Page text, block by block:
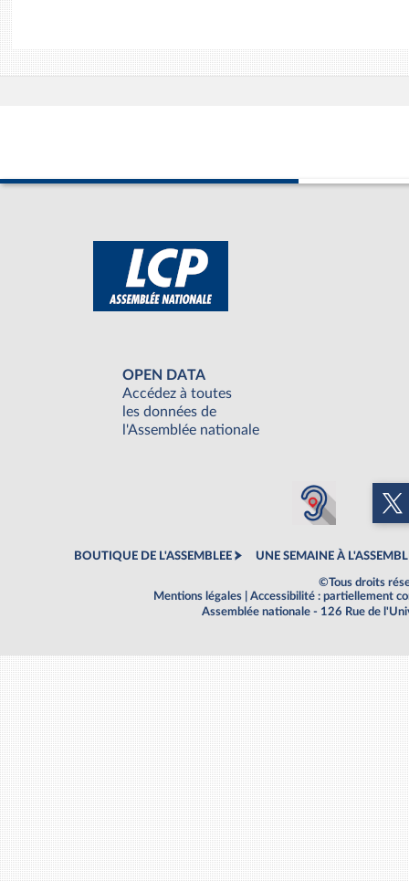
OPEN DATA
Accédez à toutes
les données de
l'Assemblée nationale
BOUTIQUE DE L'ASSEMBLEE UNE SEMAINE À
©Tous droits
Mentions légales
Accessibilité : partiellement
Assemblée nationale - 126 Rue de